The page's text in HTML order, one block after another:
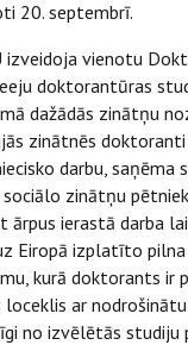
20. septembrī.
izveidoja vienotu
doktorantūras
dažādās zinātņu
zinātnēs doktoranti
darbu, saņēma
zinātņu
ārpus ierastā darba
Eiropā izplatīto
kurā doktorants ir
loceklis ar
no izvēlētās studiju